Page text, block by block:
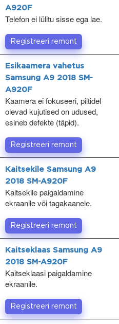
A920F
Telefon ei lülitu sisse ega lae.
Registreeri remont
Esikaamera vahetus
Samsung A9 2018 SM-
A920F
Kaamera ei fokuseeri, piltidel
olevad kujutised on udused,
esineb defekte (täpid).
Registreeri remont
Kaitsekile Samsung A9
2018 SM-A920F
Kaitsekile paigaldamine
ekraanile või tagakaanele.
Registreeri remont
Kaitseklaas Samsung A9
2018 SM-A920F
Kaitseklaasi paigaldamine
ekraanile.
Registreeri remont